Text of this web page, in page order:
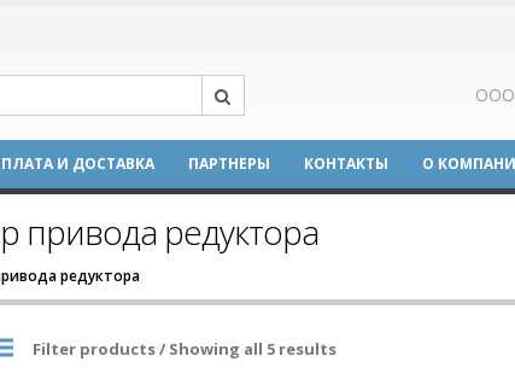
ООО
И ДОСТАВКА ПАРТНЕРЫ КОНТАКТЫ О
привода редуктора
редуктора
Filter products / Showing all 5 results